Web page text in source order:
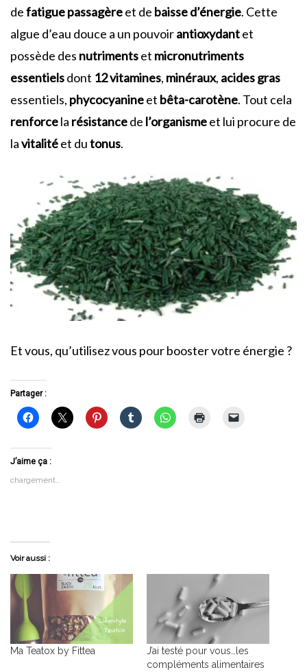
defatiguepassagèreet de baissed’énergie. Cette
algue d’eau douce a un pouvoirantioxydantet
possède des nutrimentset micronutriments
essentielsdont 12 vitamines, minéraux, acides gras
essentiels, phycocyanineet bêta-carotène. Tout cela
renforcela résistancede l’organismeet lui procure de
lavitalitéet dutonus.
Et vous, qu’utilisez vous pour booster votre énergie ?
Partager :
J’aime ça :
chargement…
Voir aussi :
Ma Teatox by Fittea
J’ai testé pour vous…les
compléments alimentaires